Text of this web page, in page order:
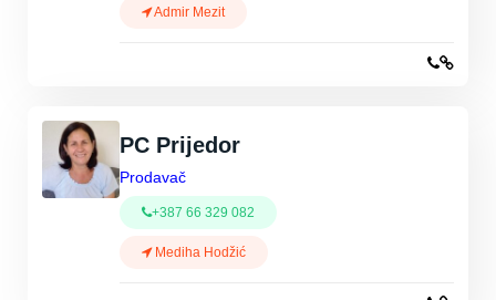
Admir Mezit
PC Prijedor
Prodavač
+387 66 329 082
Mediha Hodžić